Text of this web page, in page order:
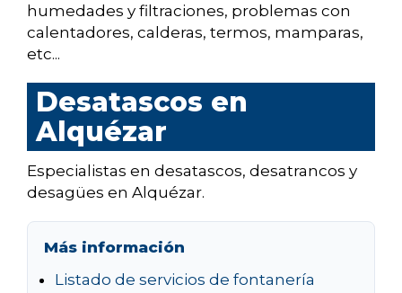
humedades y filtraciones, problemas con
calentadores, calderas, termos, mamparas,
etc...
Desatascos en
Alquézar
Especialistas en desatascos, desatrancos y
desagües en Alquézar.
Más información
Listado de servicios de fontanería